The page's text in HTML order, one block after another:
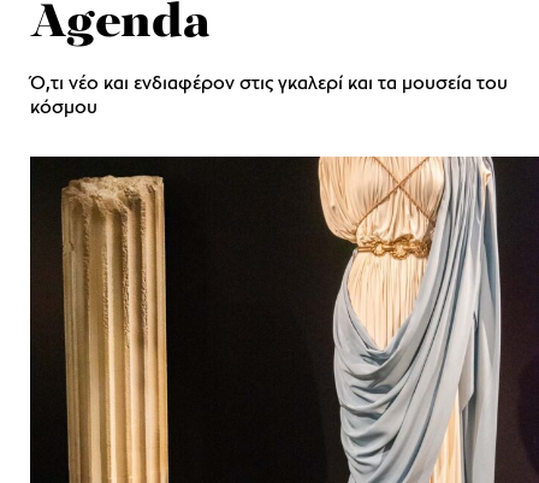
Agenda
Ό,τι νέο και ενδιαφέρον στις γκαλερί και τα μουσεία του
κόσμου